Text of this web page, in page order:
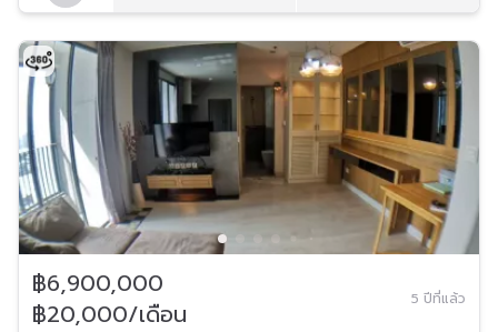
฿6,900,000
฿20,000/เดือน
5 ปีที่แล้ว